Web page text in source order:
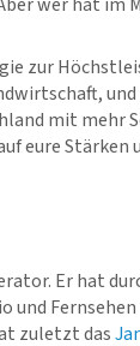
zur
mit mehr
eure Stärken
Er hat
und
zuletzt das